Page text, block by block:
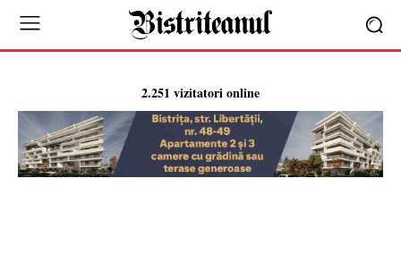
2.251 vizitatori online